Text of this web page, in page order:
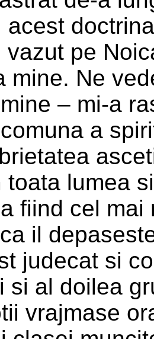
acest
vazut pe
mine. Ne
– mi-a
a
toata lumea
fiind cel
il
judecat si
si al doilea
vrajmase